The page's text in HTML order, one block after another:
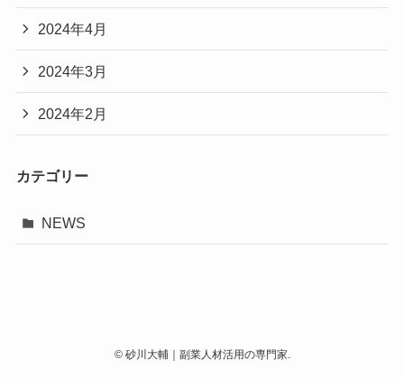
2024年4月
2024年3月
2024年2月
カテゴリー
NEWS
©砂川大輔｜副業人材活用の専門家.